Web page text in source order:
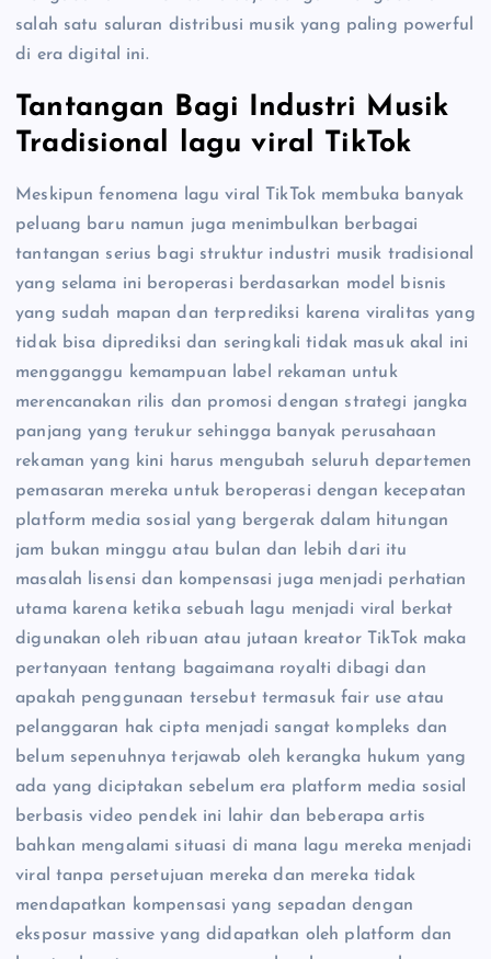
salah satu saluran distribusi musik yang paling powerful
di era digital ini.
Tantangan Bagi Industri Musik
Tradisional lagu viral TikTok
Meskipun fenomena lagu viral TikTok membuka banyak
peluang baru namun juga menimbulkan berbagai
tantangan serius bagi struktur industri musik tradisional
yang selama ini beroperasi berdasarkan model bisnis
yang sudah mapan dan terprediksi karena viralitas yang
tidak bisa diprediksi dan seringkali tidak masuk akal ini
mengganggu kemampuan label rekaman untuk
merencanakan rilis dan promosi dengan strategi jangka
panjang yang terukur sehingga banyak perusahaan
rekaman yang kini harus mengubah seluruh departemen
pemasaran mereka untuk beroperasi dengan kecepatan
platform media sosial yang bergerak dalam hitungan
jam bukan minggu atau bulan dan lebih dari itu
masalah lisensi dan kompensasi juga menjadi perhatian
utama karena ketika sebuah lagu menjadi viral berkat
digunakan oleh ribuan atau jutaan kreator TikTok maka
pertanyaan tentang bagaimana royalti dibagi dan
apakah penggunaan tersebut termasuk fair use atau
pelanggaran hak cipta menjadi sangat kompleks dan
belum sepenuhnya terjawab oleh kerangka hukum yang
ada yang diciptakan sebelum era platform media sosial
berbasis video pendek ini lahir dan beberapa artis
bahkan mengalami situasi di mana lagu mereka menjadi
viral tanpa persetujuan mereka dan mereka tidak
mendapatkan kompensasi yang sepadan dengan
eksposur massive yang didapatkan oleh platform dan